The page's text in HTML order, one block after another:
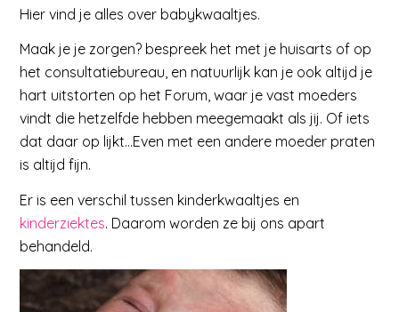
Hier vind je alles over babykwaaltjes.
Maak je je zorgen? bespreek het met je huisarts of op
het consultatiebureau, en natuurlijk kan je ook altijd je
hart uitstorten op het Forum, waar je vast moeders
vindt die hetzelfde hebben meegemaakt als jij. Of iets
dat daar op lijkt…Even met een andere moeder praten
is altijd fijn.
Er is een verschil tussen kinderkwaaltjes en
kinderziektes. Daarom worden ze bij ons apart
behandeld.